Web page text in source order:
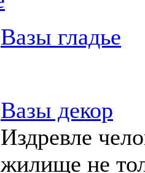
Вазы гладье
Вазы декор
Издревле
жилище не